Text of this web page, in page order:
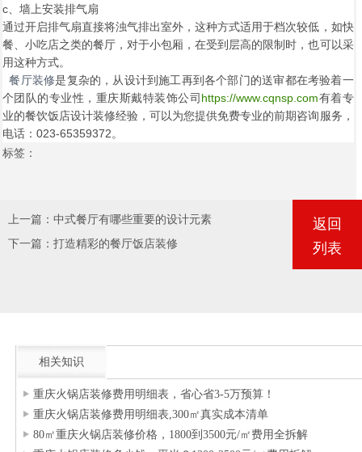
c、墙上安装排气扇
通过开启排气扇直接将浊气排出室外，这种方式适用于档次较低，如快
餐、小吃店之类的餐厅，对于小包厢，在受到层高的限制时，也可以采
用这种方式。
餐厅装修是复杂的，从设计到施工再到各个部门的送审都在考验着一
个团队的专业性，重庆斯戴特装饰公司 https://www.cqnsp.com有着专
业的餐饮饭店设计装修经验，可以为您提供免费专业的前期咨询服务，
电话：023-65359372。
标签：
上一篇： 中式餐厅有哪些重要的设计元素
下一篇： 打造精彩的餐厅饭店装修
返回
列表
相关知识
重庆火锅店装修费用明细表，省心省3-5万预算！
重庆火锅店装修费用明细表,300㎡真实成本清单
80㎡重庆火锅店装修价格，1800到3500元/㎡费用全拆解